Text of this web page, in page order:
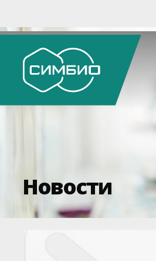
Новости